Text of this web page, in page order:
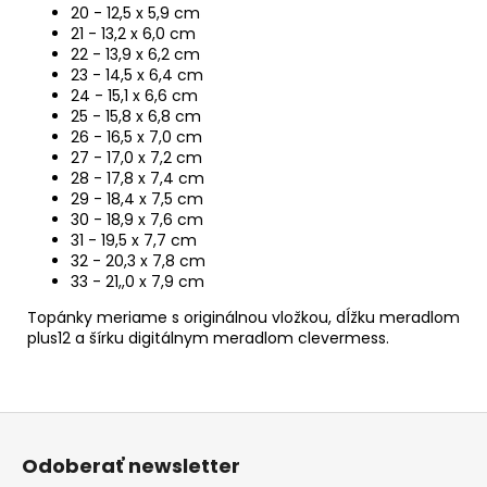
20 - 12,5 x 5,9 cm
21 - 13,2 x 6,0 cm
22 - 13,9 x 6,2 cm
23 - 14,5 x 6,4 cm
24 - 15,1 x 6,6 cm
25 - 15,8 x 6,8 cm
26 - 16,5 x 7,0 cm
27 - 17,0 x 7,2 cm
28 - 17,8 x 7,4 cm
29 - 18,4 x 7,5 cm
30 - 18,9 x 7,6 cm
31 - 19,5 x 7,7 cm
32 - 20,3 x 7,8 cm
33 - 21,,0 x 7,9 cm
Topánky meriame s originálnou vložkou, dĺžku meradlom
plus12 a šírku digitálnym meradlom clevermess.
Z
Odoberať newsletter